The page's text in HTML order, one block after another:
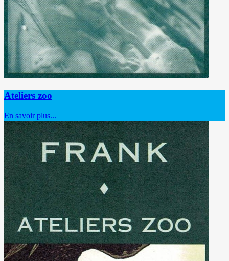
Ateliers zoo
En savoir plus...